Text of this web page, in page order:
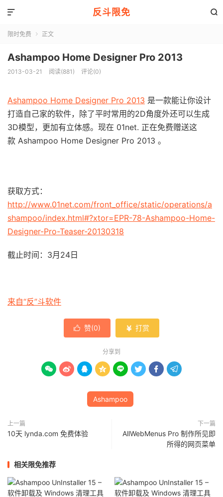
反斗限免 

限时免费  正文
Ashampoo Home Designer Pro 2013
2013-03-21 阅读(881) 评论(0)
Ashampoo Home Designer Pro 2013 是一款能让你设计
打造自己家的软件，除了平时常用的2D角度外还可以生成
3D模型，更加有立体感。现在 01net. 正在免费赠送这
款 Ashampoo Home Designer Pro 2013 。
获取方式：
http://www.01net.com/front_office/static/operations/a
shampoo/index.html#?xtor=EPR-78-Ashampoo-Home-
Designer-Pro-Teaser-20130318
截止时间：3月24日
来自“反”斗软件
 赞(0)  打赏
分享到
       
Ashampoo
上一篇
10天 lynda.com 免费体验
下一篇
AllWebMenus Pro 制作所见即
所得的网页菜单
相关限免推荐